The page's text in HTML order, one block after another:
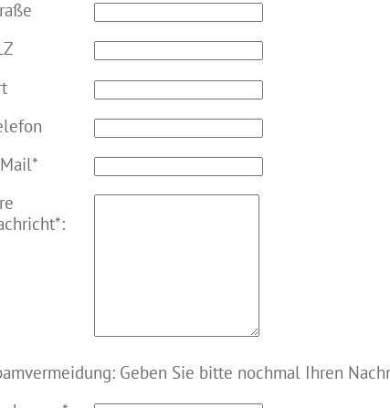
Geben Sie bitte nochmal Ihren